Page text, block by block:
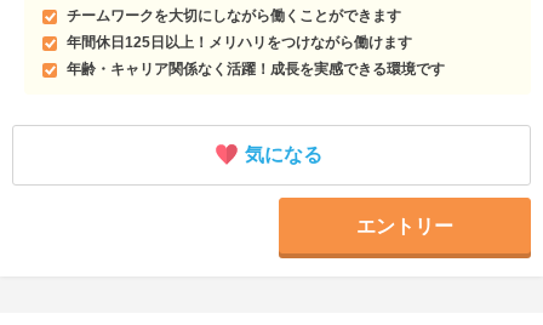
チームワークを大切にしながら働くことができます
年間休日125日以上！メリハリをつけながら働けます
年齢・キャリア関係なく活躍！成長を実感できる環境です
気になる
エントリー